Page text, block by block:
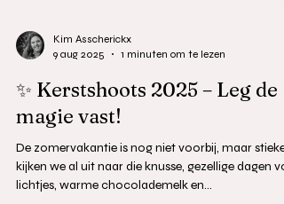
9 aug 2025
1 minuten om te lezen
✨ Kerstshoots 2025 – Leg de
magie vast!
De zomervakantie is nog niet voorbij, maar